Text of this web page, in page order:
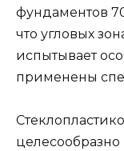
фундаментов
что угловых
испытывает
применены
целесообразно